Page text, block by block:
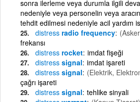
sonra ilerleme veya durumla ilgili
nedeniyle veya personelin veya
tehdit edilmesi nedeniyle acil yardım
distress radio frequency
frekansı
distress rocket imdat fişeği
distress signal imdat işareti
distress signal (Elektrik,
çağrı işareti
distress signal tehlike sinyali